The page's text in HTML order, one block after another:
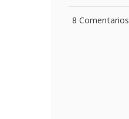
8 Comentarios